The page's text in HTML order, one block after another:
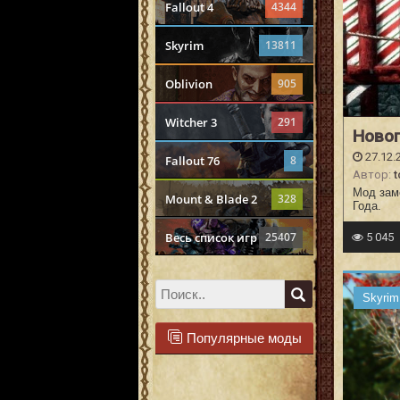
Fallout 4 4344
Skyrim 13811
Oblivion 905
Witcher 3 291
Fallout 76 8
Mount & Blade 2 328
Весь список игр 25407
Популярные моды
Автор:
Мод
Года.
5 045
Skyrim